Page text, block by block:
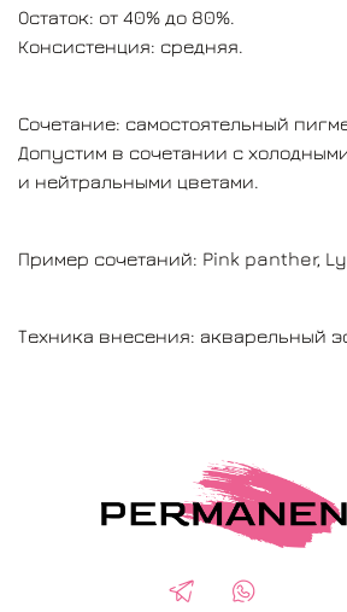
Остаток: от 40% до 80%.
Консистенция: средняя.
Сочетание: самостоятельный
Допустим в сочетании с
и нейтральными цветами.
Пример сочетаний: Pink panther,
Техника внесения: акварельный